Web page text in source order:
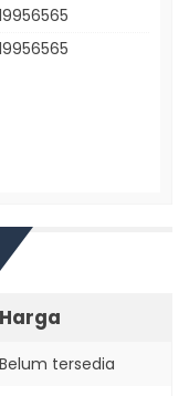
Harga
Belum tersedia